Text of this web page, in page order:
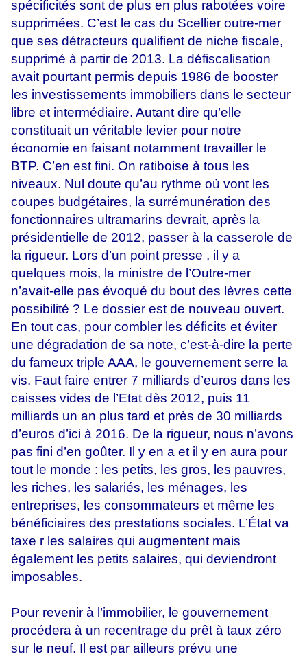
spécificités sont de plus en plus rabotées voire
supprimées. C’est le cas du Scellier outre-mer
que ses détracteurs qualifient de niche fiscale,
supprimé à partir de 2013. La défiscalisation
avait pourtant permis depuis 1986 de booster
les investissements immobiliers dans le secteur
libre et intermédiaire. Autant dire qu’elle
constituait un véritable levier pour notre
économie en faisant notamment travailler le
BTP. C’en est fini. On ratiboise à tous les
niveaux. Nul doute qu’au rythme où vont les
coupes budgétaires, la surrémunération des
fonctionnaires ultramarins devrait, après la
présidentielle de 2012, passer à la casserole de
la rigueur. Lors d’un point presse , il y a
quelques mois, la ministre de l’Outre-mer
n’avait-elle pas évoqué du bout des lèvres cette
possibilité ? Le dossier est de nouveau ouvert.
En tout cas, pour combler les déficits et éviter
une dégradation de sa note, c’est-à-dire la perte
du fameux triple AAA, le gouvernement serre la
vis. Faut faire entrer 7 milliards d’euros dans les
caisses vides de l’Etat dès 2012, puis 11
milliards un an plus tard et près de 30 milliards
d’euros d’ici à 2016. De la rigueur, nous n’avons
pas fini d’en goûter. Il y en a et il y en aura pour
tout le monde : les petits, les gros, les pauvres,
les riches, les salariés, les ménages, les
entreprises, les consommateurs et même les
bénéficiaires des prestations sociales. L’État va
taxe r les salaires qui augmentent mais
également les petits salaires, qui deviendront
imposables.
Pour revenir à l’immobilier, le gouvernement
procédera à un recentrage du prêt à taux zéro
sur le neuf. Il est par ailleurs prévu une